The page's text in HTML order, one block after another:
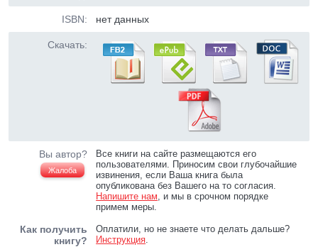
ISBN: нет данных
Скачать:
Вы автор?
Жалоба
Все книги на сайте размещаются его
пользователями. Приносим свои глубочайшие
извинения, если Ваша книга была
опубликована без Вашего на то согласия.
Напишите нам, и мы в срочном порядке
примем меры.
Как получить
книгу?
Оплатили, но не знаете что делать дальше?
Инструкция.